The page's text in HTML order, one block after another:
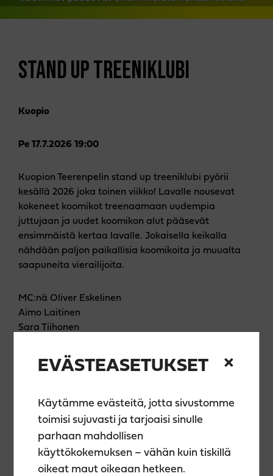
EVÄSTEASETUKSET
Käytämme evästeitä, jotta sivustomme
toimisi sujuvasti ja tarjoaisi sinulle
parhaan mahdollisen
käyttökokemuksen – vähän kuin tiskillä
oikeat maut oikeaan hetkeen.
STAND UP TREENIKLUBI
Kuopio
Pe 17.7.2026 19:00
Kuopion Teerenpelin stand up treeniklubi pyörii
kesällä 2026 joka toinen viikko! Lavalle nousevat
kokeneet koomikot treenaamaan uudempia
juttujaan ja uudet koomikon alut pääsevät
ensimmäistä kertaa lavalle. Jokaisella keikalla
nähdään paljon paikallisia koomikoita ja muualta
saapuneita vierailijoita.
MC:nä Oliver Eskelinen
Aimo Laitinen
Sara Tiihonen
Tuikku Närhi
Pipsa Lotta
Joanna Ovaska
Jenna Rantala
Liput 10/7e, myydään Teerenpelistä ennen keikkaa.
Showtime kello 19:00.